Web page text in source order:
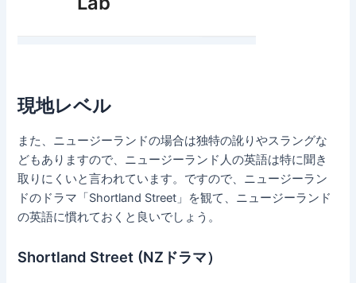
現地レベル
また、ニュージーランドの場合は独特の訛りやスラングな
どもありますので、ニュージーランド人の英語は特に聞き
取りにくいと言われています。ですので、ニュージーラン
ドのドラマ「Shortland Street」を観て、ニュージーランド
の英語に慣れておくと良いでしょう。
Shortland Street (NZドラマ）